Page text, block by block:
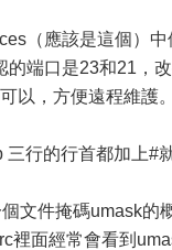
（應該是這個）
的端口是23和21，
以，方便遠程維護。
三行的行首都加上#
文件掩碼umask的
裡面經常會看到